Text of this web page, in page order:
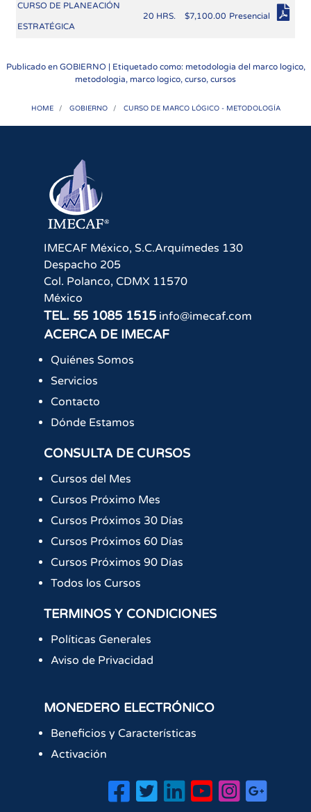
CURSO DE PLANEACIÓN
ESTRATÉGICA
20 HRS. $7,100.00 Presencial
Publicado en GOBIERNO | Etiquetado como: metodologia del marco logico,
metodologia, marco logico, curso, cursos
HOME GOBIERNO CURSO DE MARCO LÓGICO - METODOLOGÍA
IMECAF México, S.C.Arquímedes 130
Despacho 205
Col. Polanco, CDMX 11570
México
TEL. 55 1085 1515 info@imecaf.com
ACERCA DE IMECAF
Quiénes Somos
Servicios
Contacto
Dónde Estamos
CONSULTA DE CURSOS
Cursos del Mes
Cursos Próximo Mes
Cursos Próximos 30 Días
Cursos Próximos 60 Días
Cursos Próximos 90 Días
Todos los Cursos
TERMINOS Y CONDICIONES
Políticas Generales
Aviso de Privacidad
MONEDERO ELECTRÓNICO
Beneficios y Características
Activación